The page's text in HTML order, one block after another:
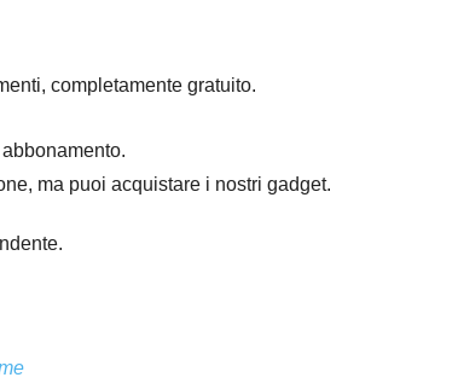
completamente gratuito.
ma puoi acquistare i nostri gadget.